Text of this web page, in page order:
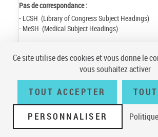
Pas de correspondance :
- LCSH (Library of Congress Subject Headings)
- MeSH (Medical Subject Headings)
Notice n° :FRBNF12074030
Mise à jour :15/10/07
Conditions générales d'utilisation | A propos | Plan
BnF | Accessibilité (non conforme) | V 23.1.0
Ce site utilise des cookies et vous donne le
vous souhaitez activer
TOUT ACCEPTER
PERSONNALISER